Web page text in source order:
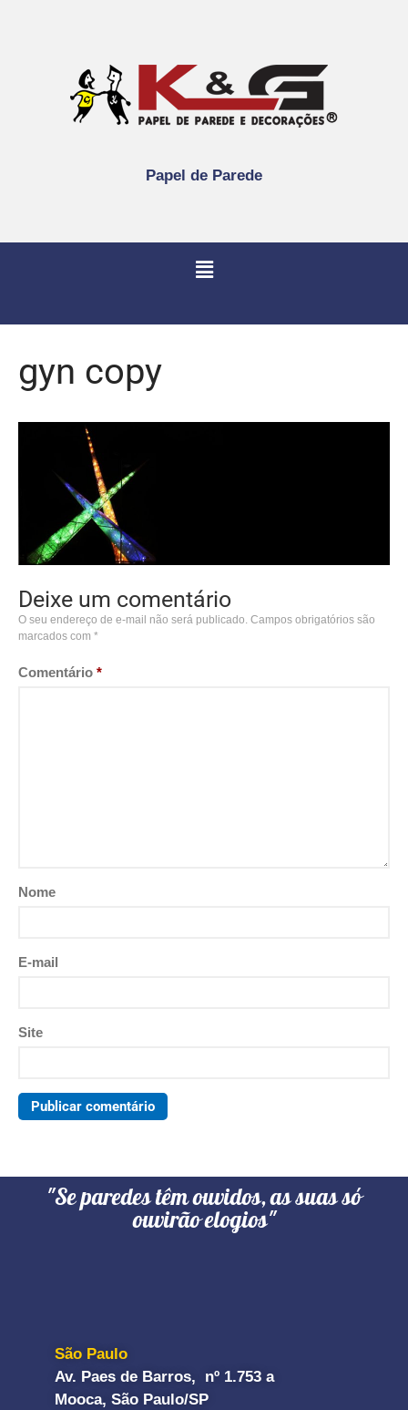
Papel de Parede
gyn copy
Deixe um comentário
O seu endereço de e-mail não será publicado. Campos obrigatórios são
marcados com *
Comentário *
Nome
E-mail
Site
"Se paredes têm ouvidos, as suas só
ouvirão elogios"
São Paulo
Av. Paes de Barros, nº 1.753 a
Mooca, São Paulo/SP